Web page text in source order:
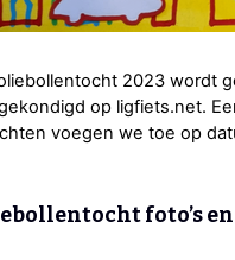
2023 wordt
op ligfiets.net.
voegen we toe op
foto’s en